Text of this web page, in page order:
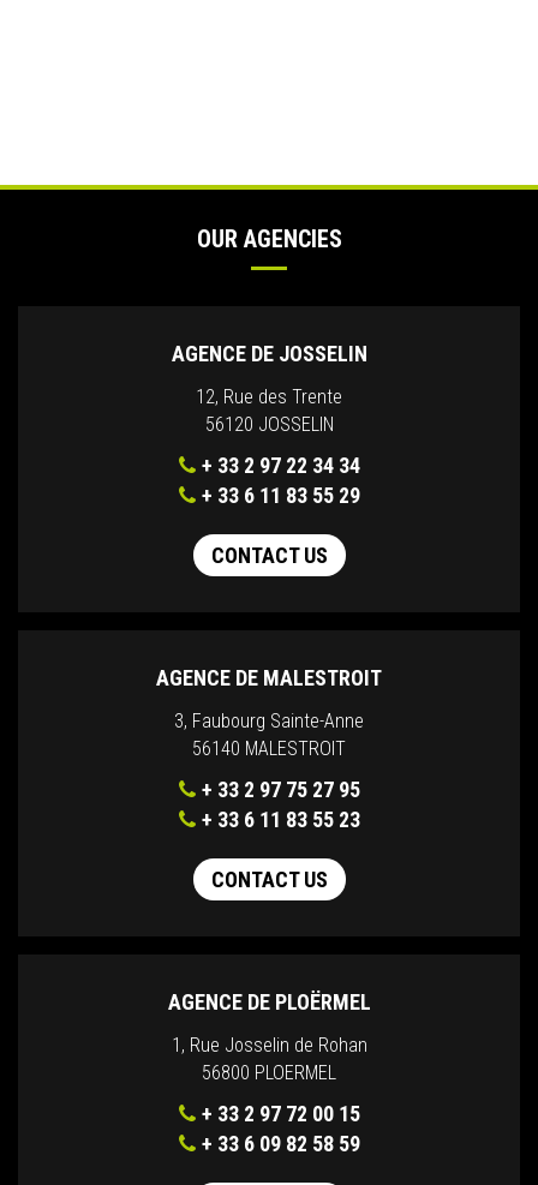
OUR AGENCIES
AGENCE DE JOSSELIN
12, Rue des Trente
56120 JOSSELIN
+ 33 2 97 22 34 34
+ 33 6 11 83 55 29
CONTACT US
AGENCE DE MALESTROIT
3, Faubourg Sainte-Anne
56140 MALESTROIT
+ 33 2 97 75 27 95
+ 33 6 11 83 55 23
CONTACT US
AGENCE DE PLOËRMEL
1, Rue Josselin de Rohan
56800 PLOERMEL
+ 33 2 97 72 00 15
+ 33 6 09 82 58 59